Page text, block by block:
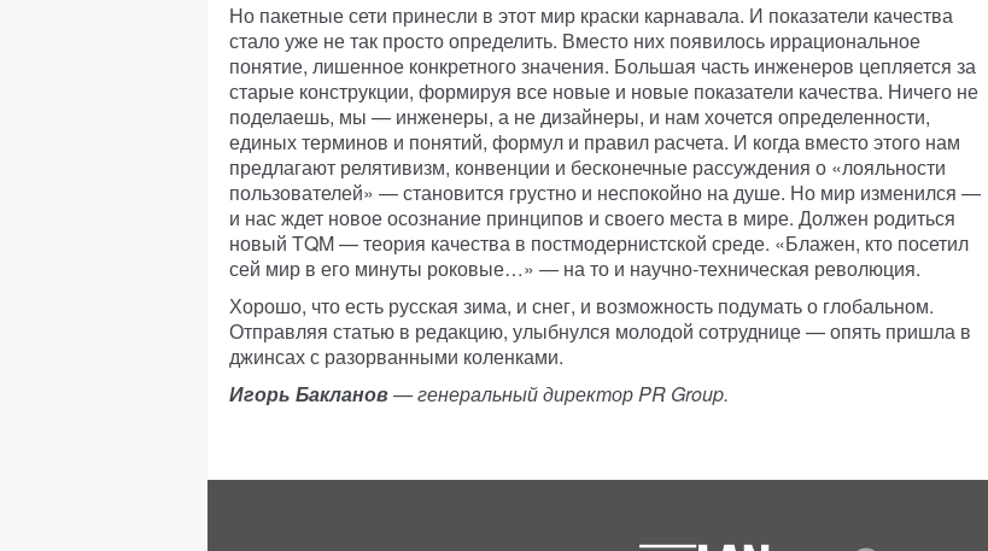
Но пакетные сети принесли в этот мир краски карнавала. И показатели качества
стало уже не так просто определить. Вместо них появилось иррациональное
понятие, лишенное конкретного значения. Большая часть инженеров цепляется за
старые конструкции, формируя все новые и новые показатели качества. Ничего не
поделаешь, мы — инженеры, а не дизайнеры, и нам хочется определенности,
единых терминов и понятий, формул и правил расчета. И когда вместо этого нам
предлагают релятивизм, конвенции и бесконечные рассуждения о «лояльности
пользователей» — становится грустно и неспокойно на душе. Но мир изменился —
и нас ждет новое осознание принципов и своего места в мире. Должен родиться
новый TQM — теория качества в постмодернистской среде. «Блажен, кто посетил
сей мир в его минуты роковые…» — на то и научно-техническая революция.
Хорошо, что есть русская зима, и снег, и возможность подумать о глобальном.
Отправляя статью в редакцию, улыбнулся молодой сотруднице — опять пришла в
джинсах с разорванными коленками.
Игорь Бакланов— генеральный директор PR Group.